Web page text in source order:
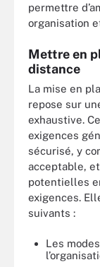
permettre
organisation
Mettre en
distance
La mise en
repose sur
exhaustive.
exigences
sécurisé, y
acceptable,
potentielles
exigences.
suivants :
Les